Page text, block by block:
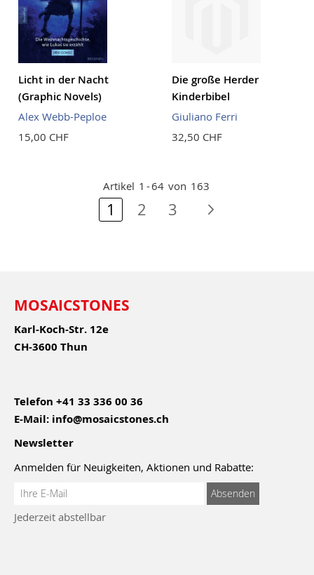
Licht in der Nacht
(Graphic Novels)
Alex Webb-Peploe
15,00 CHF
Die große Herder
Kinderbibel
Giuliano Ferri
32,50 CHF
Artikel 1 -64 von 163
Seite
Sie lesen gerade Seite
1 Seite
2 Seite
3
MOSAICSTONES
Karl-Koch-Str. 12e
CH-3600 Thun
Telefon +41 33 336 00 36
E-Mail: info@mosaicstones.ch
Newsletter
Anmelden für Neuigkeiten, Aktionen und Rabatte:
Anmeldung
Newsletter:
Absenden
Jederzeit abstellbar